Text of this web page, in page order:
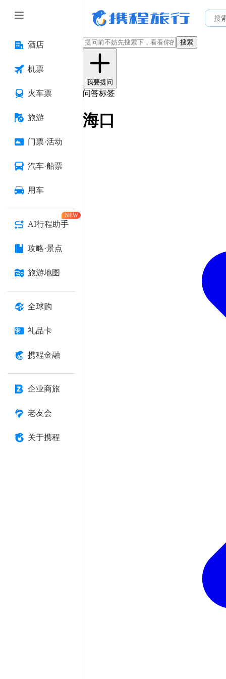
酒店
机票
火车票
旅游
门票·活动
汽车·船票
用车
AI行程助手
NEW
攻略·景点
旅游地图
全球购
礼品卡
携程金融
企业商旅
老友会
关于携程
搜索
我要提问
问答标签
海口